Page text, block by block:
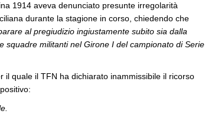
1914 aveva denunciato presunte irregolarità
durante la stagione in corso, chiedendo che
al pregiudizio ingiustamente subito sia dalla
squadre militanti nel Girone I del campionato di Serie
il quale il TFN ha dichiarato inammissibile il ricorso